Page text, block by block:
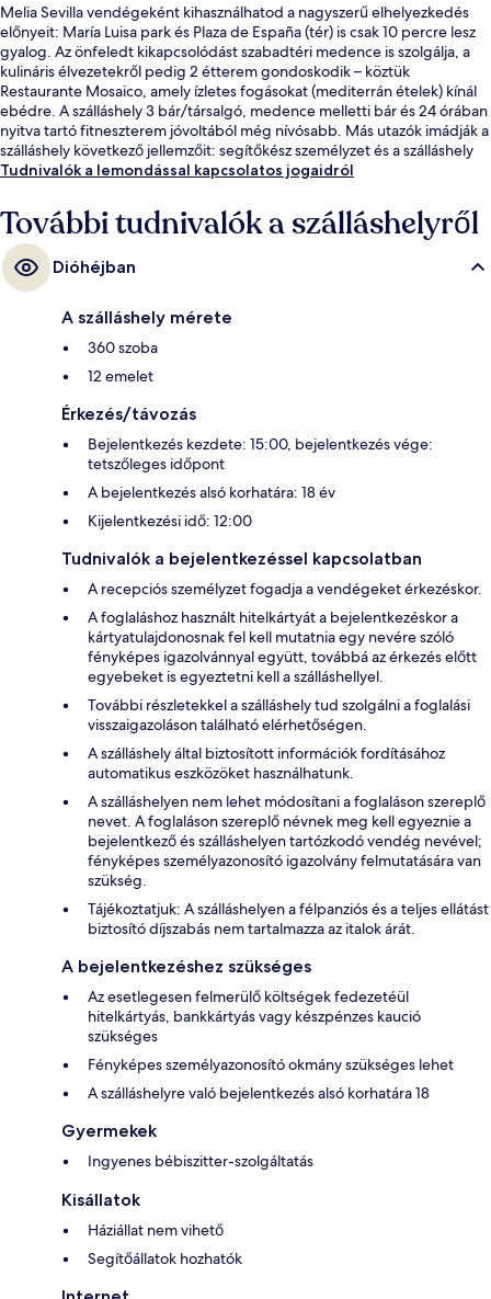
Melia Sevilla vendégeként kihasználhatod a nagyszerű elhelyezkedés
előnyeit: María Luisa park és Plaza de España (tér) is csak 10 percre lesz
gyalog. Az önfeledt kikapcsolódást szabadtéri medence is szolgálja, a
kulináris élvezetekről pedig 2 étterem gondoskodik – köztük
Restaurante Mosaico, amely ízletes fogásokat (mediterrán ételek) kínál
ebédre. A szálláshely 3 bár/társalgó, medence melletti bár és 24 órában
nyitva tartó fitneszterem jóvoltából még nívósabb. Más utazók imádják a
szálláshely következő jellemzőit: segítőkész személyzet és a szálláshely
általános állapota. Rövid sétával megközelíthető a tömegközlekedés:
villamosmegálló pedig 7 perc séta.
Tudnivalók a lemondással kapcsolatos jogaidról
További tudnivalók a szálláshelyről
Dióhéjban
A szálláshely mérete
360 szoba
12 emelet
Érkezés/távozás
Bejelentkezés kezdete: 15:00, bejelentkezés vége:
tetszőleges időpont
A bejelentkezés alsó korhatára: 18 év
Kijelentkezési idő: 12:00
Tudnivalók a bejelentkezéssel kapcsolatban
A recepciós személyzet fogadja a vendégeket érkezéskor.
A foglaláshoz használt hitelkártyát a bejelentkezéskor a
kártyatulajdonosnak fel kell mutatnia egy nevére szóló
fényképes igazolvánnyal együtt, továbbá az érkezés előtt
egyebeket is egyeztetni kell a szálláshellyel.
További részletekkel a szálláshely tud szolgálni a foglalási
visszaigazoláson található elérhetőségen.
A szálláshely által biztosított információk fordításához
automatikus eszközöket használhatunk.
A szálláshelyen nem lehet módosítani a foglaláson szereplő
nevet. A foglaláson szereplő névnek meg kell egyeznie a
bejelentkező és szálláshelyen tartózkodó vendég nevével;
fényképes személyazonosító igazolvány felmutatására van
szükség.
Tájékoztatjuk: A szálláshelyen a félpanziós és a teljes ellátást
biztosító díjszabás nem tartalmazza az italok árát.
A bejelentkezéshez szükséges
Az esetlegesen felmerülő költségek fedezetéül
hitelkártyás, bankkártyás vagy készpénzes kaució
szükséges
Fényképes személyazonosító okmány szükséges lehet
A szálláshelyre való bejelentkezés alsó korhatára 18
Gyermekek
Ingyenes bébiszitter-szolgáltatás
Kisállatok
Háziállat nem vihető
Segítőállatok hozhatók